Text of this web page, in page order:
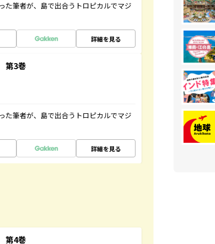
た筆者が、島で出合うトロピカルでマジ
詳細を見る
第3巻
た筆者が、島で出合うトロピカルでマジ
詳細を見る
第4巻